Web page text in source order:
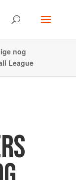
nog
League